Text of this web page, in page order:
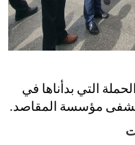
التي بدأناها في